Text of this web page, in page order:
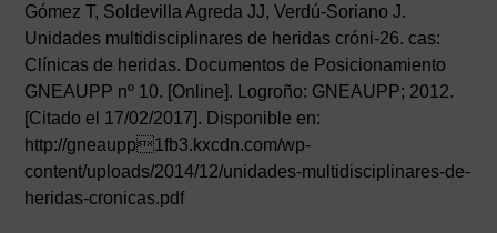
Gómez T, Soldevilla Agreda JJ, Verdú-Soriano J.
Unidades multidisciplinares de heridas cróni-26. cas:
Clínicas de heridas. Documentos de Posicionamiento
GNEAUPP nº 10. [Online]. Logroño: GNEAUPP; 2012.
[Citado el 17/02/2017]. Disponible en:
http://gneaupp1fb3.kxcdn.com/wp-
content/uploads/2014/12/unidades-multidisciplinares-de-
heridas-cronicas.pdf